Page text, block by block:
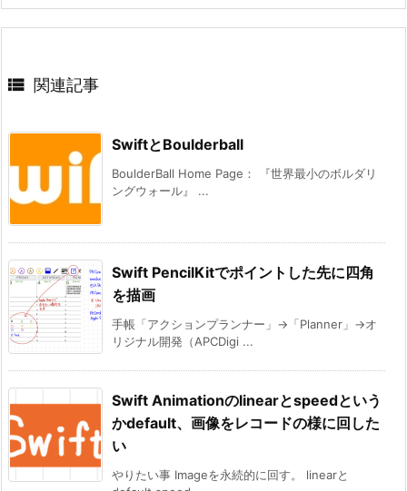
 関連記事
SwiftとBoulderball
BoulderBall Home Page： 『世界最小のボルダリ
ングウォール』 ...
Swift PencilKitでポイントした先に四角
を描画
手帳「アクションプランナー」→「Planner」→オ
リジナル開発（APCDigi ...
Swift Animationのlinearとspeedという
かdefault、画像をレコードの様に回した
い
やりたい事 Imageを永続的に回す。 linearと